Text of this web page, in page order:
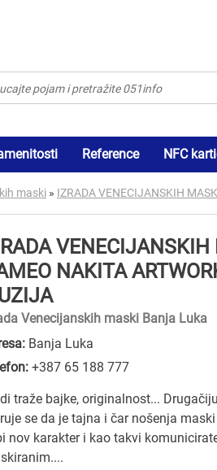
Reference NFC
maski » IZRADA VENECIJANSKIH
VENECIJANSKIH
NAKITA
Venecijanskih maski Banja Luka
Banja Luka
+387 65 188 777
traže bajke, originalnost...
se da je tajna i čar nošenja
nov karakter i kao takvi